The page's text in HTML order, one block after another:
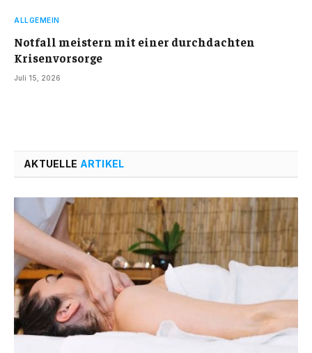
ALLGEMEIN
Notfall meistern mit einer durchdachten
Krisenvorsorge
Juli 15, 2026
AKTUELLE ARTIKEL